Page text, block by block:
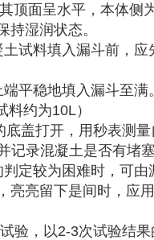
顶面呈水平，本体侧
湿润状态。
试料填入漏斗前，应
平稳地填入漏斗至满。
约为10L）
盖打开，用秒表测
录混凝土是否有堵塞
定较为困难时，可由
亮亮留下是间时，应
验，以2-3次试验结